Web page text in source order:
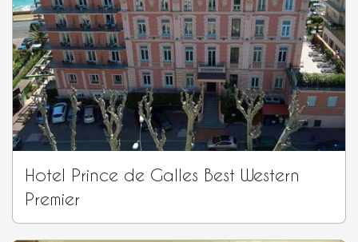
Hotel Prince de Galles Best Western
Premier